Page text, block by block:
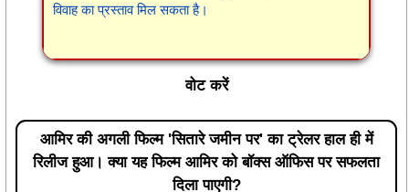
विवाह का प्रस्ताव मिल सकता है।
वोट करें
आमिर की अगली फिल्म 'सितारे जमीन पर' का ट्रेलर हाल ही में
रिलीज हुआ। क्या यह फिल्म आमिर को बॉक्स ऑफिस पर सफलता
दिला पाएगी?